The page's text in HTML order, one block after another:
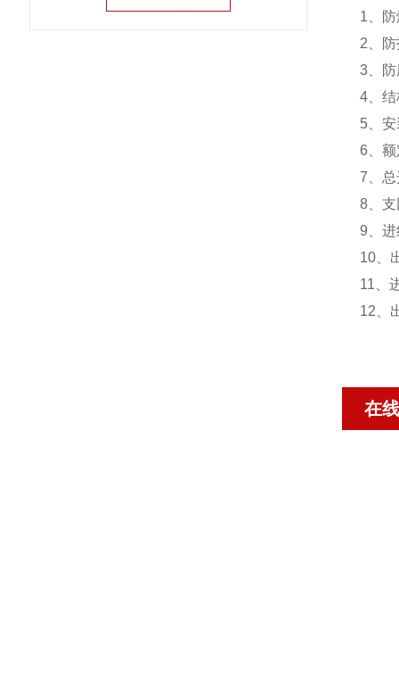
1、
2、
3、
4、
5、
6、
7、
8、
9、进
10、
11、
12、
在